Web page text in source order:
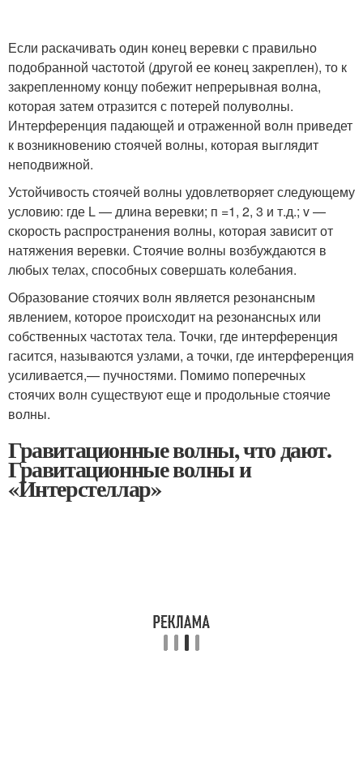
Если раскачивать один конец веревки с правильно
подобран­ной частотой (другой ее конец закреплен), то к
закрепленному концу побежит непрерывная волна,
которая затем отразится с потерей полуволны.
Интерференция падающей и отраженной волн приведет
к возникновению стоячей волны, которая выгля­дит
неподвижной.
Устойчивость стоячей волны удовлетворяет следующему
условию: где L — длина веревки; п =1, 2, 3 и т.д.; v —
скорость распро­странения волны, которая зависит от
натяжения веревки. Стоячие волны возбуждаются в
любых телах, способных со­вершать колебания.
Образование стоячих волн является резонансным
явлением, которое происходит на резонансных или
собственных частотах тела. Точки, где интерференция
гасится, называются узлами, а точки, где интерференция
усиливается,— пучностями. Помимо поперечных
стоячих волн существуют еще и продольные стоячие
волны.
Гравитационные волны, что дают.
Гравитационные волны и
«Интерстеллар»